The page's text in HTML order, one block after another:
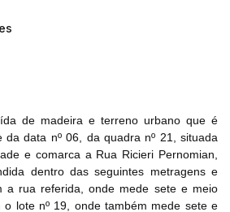
de madeira e terreno urbano que é
da data nº 06, da quadra nº 21, situada
e comarca a Rua Ricieri Pernomian,
dentro das seguintes metragens e
a rua referida, onde mede sete e meio
o lote nº 19, onde também mede sete e